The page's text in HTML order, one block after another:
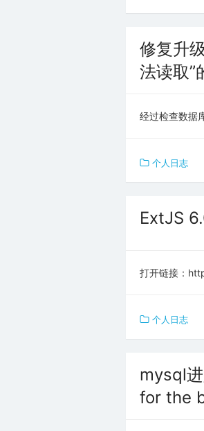
修复升
法读取”
经过检查数据
个人日志
ExtJS
打开链接：
个人日志
mysql
for the